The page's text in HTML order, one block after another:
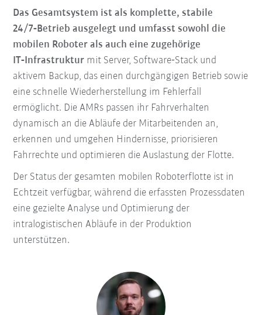
Das Gesamtsystem ist als komplette, stabile
24/7‑Betrieb ausgelegt und umfasst sowohl die
mobilen Roboter als auch eine zugehörige
IT‑Infrastruktur mit Server, Software‑Stack und
aktivem Backup, das einen durchgängigen Betrieb sowie
eine schnelle Wiederherstellung im Fehlerfall
ermöglicht. Die AMRs passen ihr Fahrverhalten
dynamisch an die Abläufe der Mitarbeitenden an,
erkennen und umgehen Hindernisse, priorisieren
Fahrrechte und optimieren die Auslastung der Flotte.
Der Status der gesamten mobilen Roboterflotte ist in
Echtzeit verfügbar, während die erfassten Prozessdaten
eine gezielte Analyse und Optimierung der
intralogistischen Abläufe in der Produktion
unterstützen.